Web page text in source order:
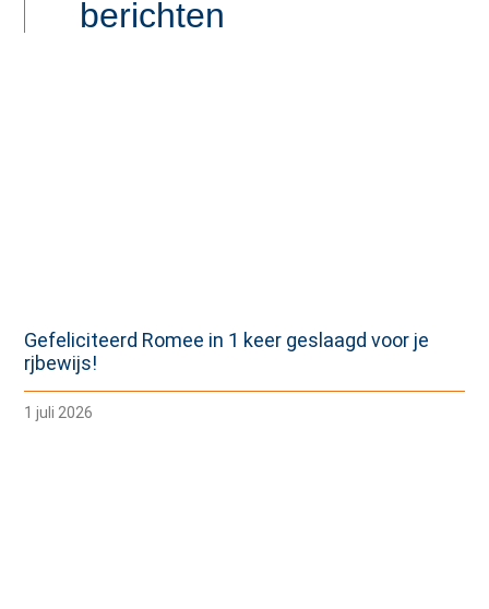
berichten
Gefeliciteerd Romee in 1 keer geslaagd voor je
rjbewijs!
1 juli 2026